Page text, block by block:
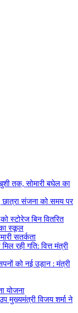
तक, सोमारी बघेल का
छात्रा संजना को समय पर
स्टोरेज बिन वितरित
का स्कूल
सतर्कता
रही गति: वित्त मंत्री
को नई उड़ान : मंत्री
योजना
मुख्यमंत्री विजय शर्मा ने